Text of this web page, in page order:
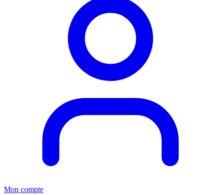
Mon compte